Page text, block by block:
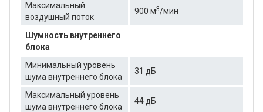
Максимальный
воздушный поток
900 м3/мин
Шумность внутреннего
блока
Минимальный уровень
шума внутреннего блока
31 дБ
Максимальный уровень
шума внутреннего блока
44 дБ